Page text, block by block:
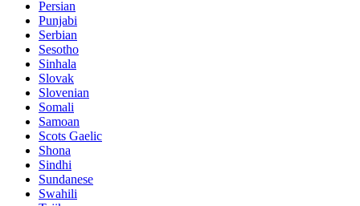
Persian
Punjabi
Serbian
Sesotho
Sinhala
Slovak
Slovenian
Somali
Samoan
Scots Gaelic
Shona
Sindhi
Sundanese
Swahili